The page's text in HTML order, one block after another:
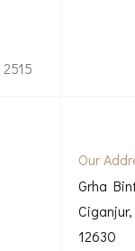
2515
Our
Grha
12630